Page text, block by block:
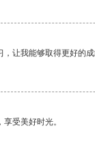
让我能够取得更好的
受美好时光。